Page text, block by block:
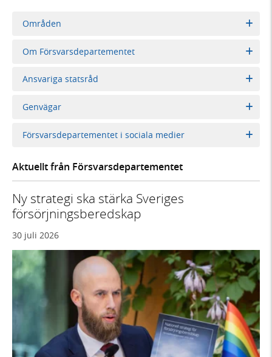
Områden
Om Försvarsdepartementet
Ansvariga statsråd
Genvägar
Försvarsdepartementet i sociala medier
Aktuellt från Försvarsdepartementet
Ny strategi ska stärka Sveriges
försörjningsberedskap
30 juli 2026